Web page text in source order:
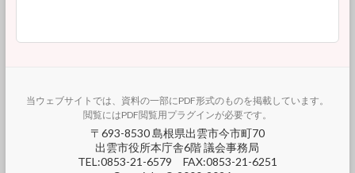
当ウェブサイトでは、資料の一部にPDF形式のものを掲載しています。
閲覧にはPDF閲覧用プラグインが必要です。
〒693-8530 島根県出雲市今市町70
出雲市役所本庁舎6階 議会事務局
TEL:0853-21-6579 FAX:0853-21-6251